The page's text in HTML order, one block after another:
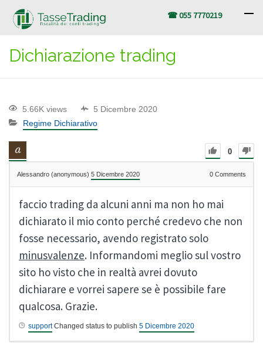
☎ 055 7770219
Dichiarazione trading
5.66K views
5 Dicembre 2020
Regime Dichiarativo
0
Alessandro (anonymous) 5 Dicembre 2020 0 Comments
faccio trading da alcuni anni ma non ho mai
dichiarato il mio conto perché credevo che non
fosse necessario, avendo registrato solo
minusvalenze. Informandomi meglio sul vostro
sito ho visto che in realtà avrei dovuto
dichiarare e vorrei sapere se è possibile fare
qualcosa. Grazie.
supportChanged status to publish 5 Dicembre 2020